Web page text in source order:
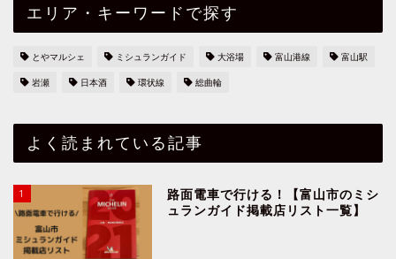
エリア・キーワードで探す
とやマルシェ ミシュランガイド 大浴場 富山港線 富山駅
岩瀬 日本酒 環状線 総曲輪
よく読まれている記事
1
路面電車で行ける！【富山市のミシ
ュランガイド掲載店リスト一覧】